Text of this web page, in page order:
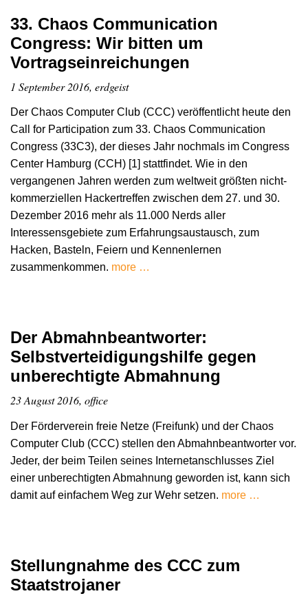
33. Chaos Communication
Congress: Wir bitten um
Vortragseinreichungen
1 September 2016, erdgeist
Der Chaos Computer Club (CCC) veröffentlicht heute den
Call for Participation zum 33. Chaos Communication
Congress (33C3), der dieses Jahr nochmals im Congress
Center Hamburg (CCH) [1] stattfindet. Wie in den
vergangenen Jahren werden zum weltweit größten nicht-
kommerziellen Hackertreffen zwischen dem 27. und 30.
Dezember 2016 mehr als 11.000 Nerds aller
Interessensgebiete zum Erfahrungsaustausch, zum
Hacken, Basteln, Feiern und Kennenlernen
zusammenkommen. more …
Der Abmahnbeantworter:
Selbstverteidigungshilfe gegen
unberechtigte Abmahnung
23 August 2016, office
Der Förderverein freie Netze (Freifunk) und der Chaos
Computer Club (CCC) stellen den Abmahnbeantworter vor.
Jeder, der beim Teilen seines Internetanschlusses Ziel
einer unberechtigten Abmahnung geworden ist, kann sich
damit auf einfachem Weg zur Wehr setzen. more …
Stellungnahme des CCC zum
Staatstrojaner